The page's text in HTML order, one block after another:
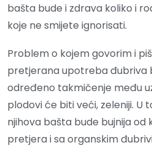
bašta bude i zdrava koliko i
koje ne smijete ignorisati.
Problem o kojem govorim i
pretjerana upotreba đubriva
određeno takmičenje među
plodovi će biti veći, zeleniji. U
njihova bašta bude bujnija od
pretjera i sa organskim